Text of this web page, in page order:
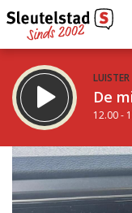
LUISTER
De
12.00 -
STRAKS:
De avond van
18.00 - 21.00 uur
Vorig uur